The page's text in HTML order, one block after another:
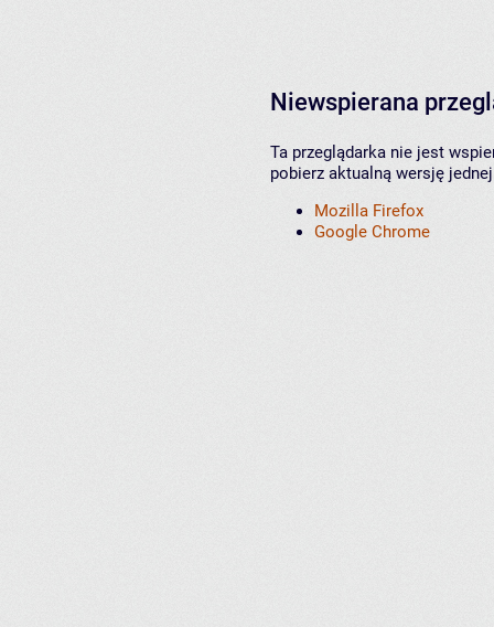
Niewspierana
Ta przeglądarka nie jest
pobierz aktualną wersję
Mozilla Firefox
Google Chrome